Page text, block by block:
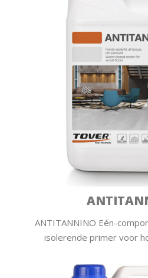
ANTITANNINO Eén-
isolerende primer voor